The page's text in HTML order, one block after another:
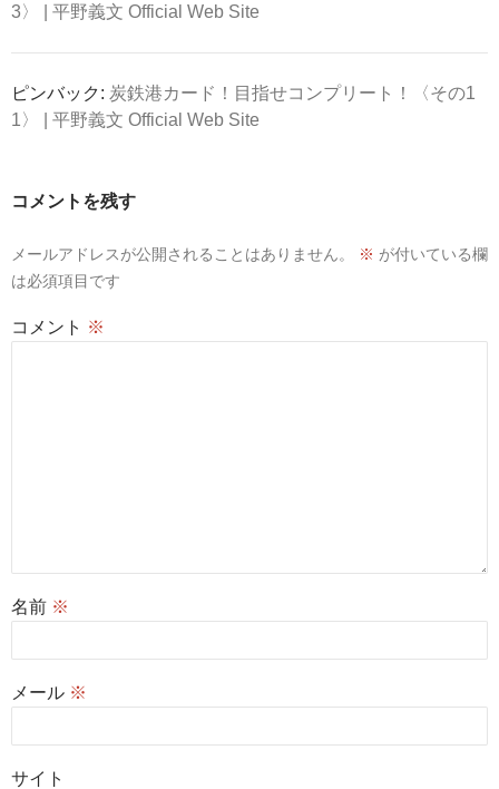
3〉 | 平野義文 Official Web Site
ピンバック: 炭鉄港カード！目指せコンプリート！〈その1
1〉 | 平野義文 Official Web Site
コメントを残す
メールアドレスが公開されることはありません。 ※ が付いている欄
は必須項目です
コメント ※
名前 ※
メール ※
サイト